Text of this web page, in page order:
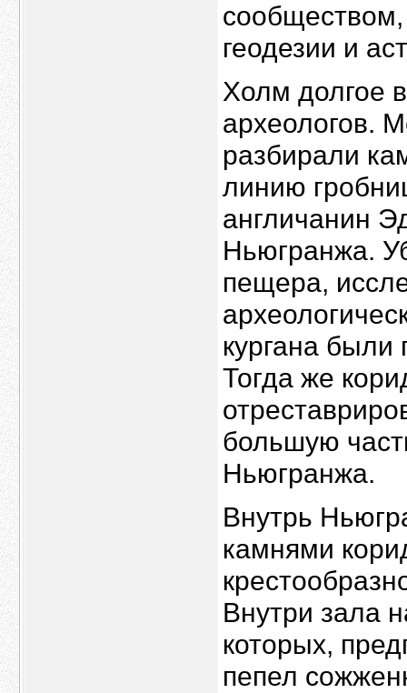
геодезии и
Холм долгое
археологов.
разбирали
линию
англичанин
Ньюгранжа.
пещера,
кургана
Тогда же
большую
Ньюгранжа.
Внутрь
камнями
Внутри зала
которых,
пепел